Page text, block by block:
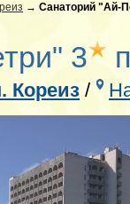
→ Санаторий "Ай-
3
Кореиз /